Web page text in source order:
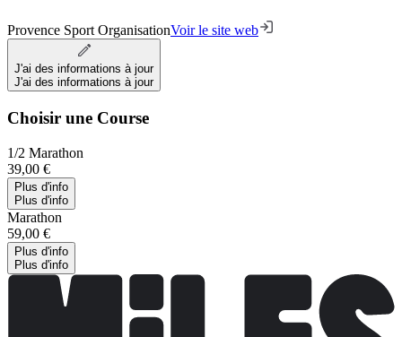
Provence Sport OrganisationVoir le site web
J'ai des informations à jour
J'ai des informations à jour
Choisir une Course
1/2 Marathon
39,00 €
Plus d'info
Plus d'info
Marathon
59,00 €
Plus d'info
Plus d'info